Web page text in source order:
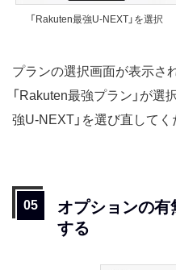
「Rakuten最強U-NEXT」を選択
プランの選択画面が表示さ
「Rakuten最強プラン」が選
強U-NEXT」を選び直してく
オプションの有
する